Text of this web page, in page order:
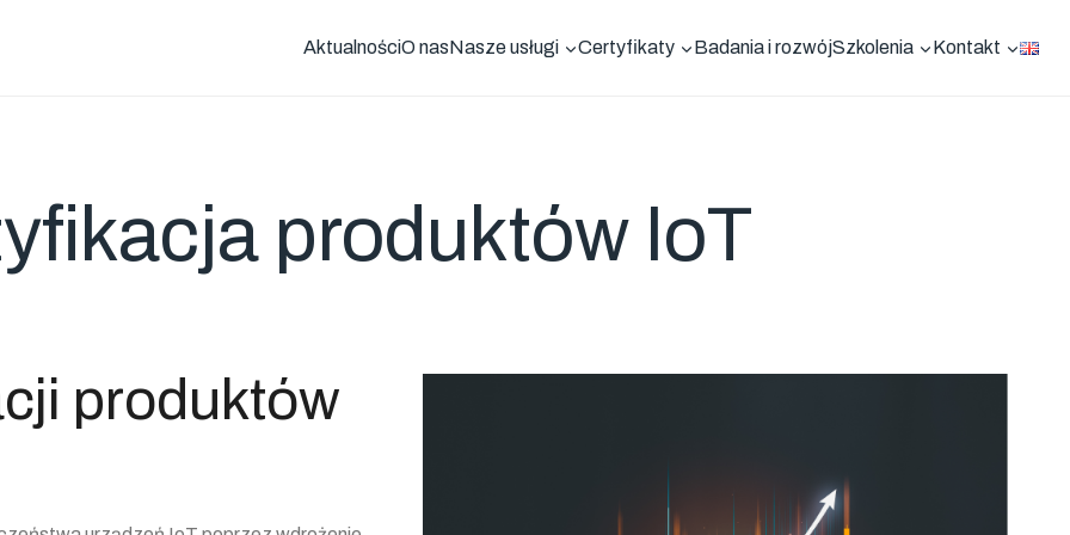
AktualnościO nasNasze usługi Certyfikaty Badania i rozwójSzkolenia Kontakt
produktów IoT
produktów